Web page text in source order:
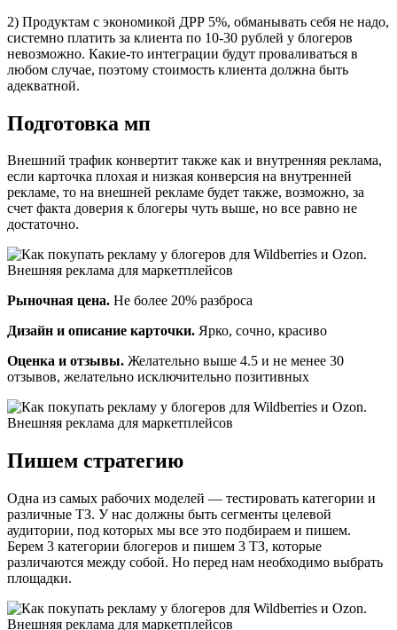
2) Продуктам с экономикой ДРР 5%, обманывать себя не надо,
системно платить за клиента по 10-30 рублей у блогеров
невозможно. Какие-то интеграции будут проваливаться в
любом случае, поэтому стоимость клиента должна быть
адекватной.
Подготовка мп
Внешний трафик конвертит также как и внутренняя реклама,
если карточка плохая и низкая конверсия на внутренней
рекламе, то на внешней рекламе будет также, возможно, за
счет факта доверия к блогеры чуть выше, но все равно не
достаточно.
Рыночная цена. Не более 20% разброса
Дизайн и описание карточки. Ярко, сочно, красиво
Оценка и отзывы. Желательно выше 4.5 и не менее 30
отзывов, желательно исключительно позитивных
Пишем стратегию
Одна из самых рабочих моделей — тестировать категории и
различные ТЗ. У нас должны быть сегменты целевой
аудитории, под которых мы все это подбираем и пишем.
Берем 3 категории блогеров и пишем 3 ТЗ, которые
различаются между собой. Но перед нам необходимо выбрать
площадки.